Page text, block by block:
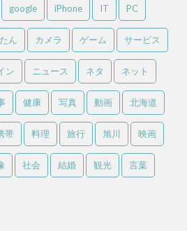
google iPhone IT PC
ん カメラ ゲーム サービス
ン ニュース ネタ ネット
健康 写真 動画 北海道
帯 料理 旅行 旭川 映画
社会 結婚 観光 言葉